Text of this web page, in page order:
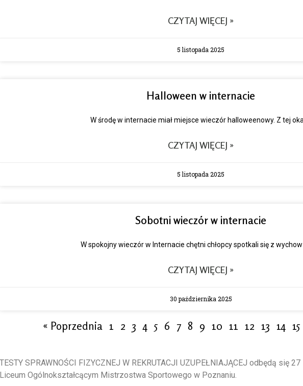
CZYTAJ WIĘCEJ »
5 listopada 2025
Halloween w internacie
W środę w internacie miał miejsce wieczór halloweenowy. Z tej
CZYTAJ WIĘCEJ »
5 listopada 2025
Sobotni wieczór w internacie
W spokojny wieczór w Internacie chętni chłopcy spotkali się z
CZYTAJ WIĘCEJ »
30 października 2025
« Poprzednia 1 2 3 4 5 6 7 8 9 10 11 12 13 14 15
TESTY SPRAWNOŚCI FIZYCZNEJ W REKRUTACJI UZUPEŁNIAJĄCEJ odbędą się
Liceum Ogólnokształcącym Mistrzostwa Sportowego w Poznaniu.